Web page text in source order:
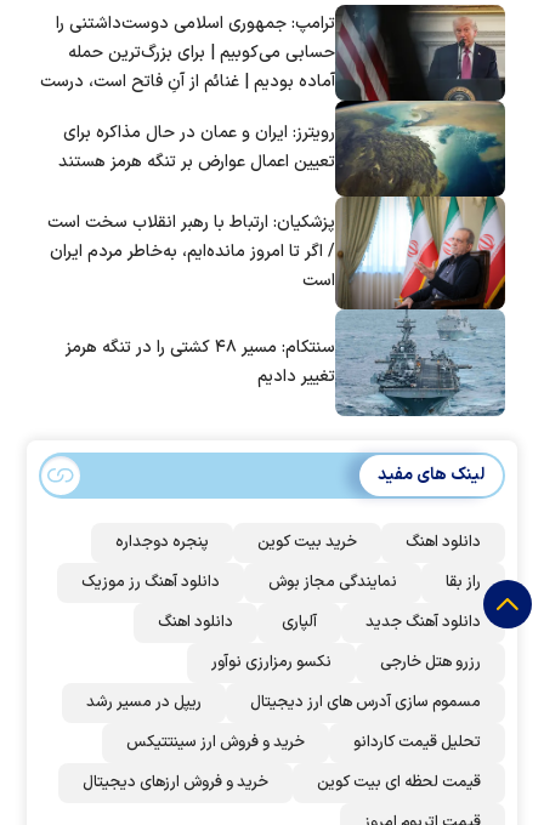
ترامپ: جمهوری اسلامی دوست‌داشتنی را
حسابی می‌کوبیم | برای بزرگ‌ترین حمله
آماده بودیم | غنائم از آنِ فاتح است، درست
رویترز: ایران و عمان در حال مذاکره برای
تعیین اعمال عوارض بر تنگه هرمز هستند
پزشکیان: ارتباط با رهبر انقلاب سخت است
/ اگر تا امروز مانده‌ایم، به‌خاطر مردم ایران
است
سنتکام: مسیر ۴۸ کشتی را در تنگه هرمز
تغییر دادیم
لینک های مفید
دانلود اهنگ خرید بیت کوین
پنجره دوجداره
راز بقا
نمایندگی مجاز بوش
دانلود آهنگ رز‌ موزیک
دانلود آهنگ جدید
آلپاری
دانلود اهنگ
رزرو هتل خارجی
نکسو رمزارزی نوآور
مسموم سازی آدرس های ارز دیجیتال
ریپل در مسیر رشد
تحلیل قیمت کاردانو
خرید و فروش ارز سینتتیکس
قیمت لحظه ای بیت کوین
خرید و فروش ارزهای دیجیتال